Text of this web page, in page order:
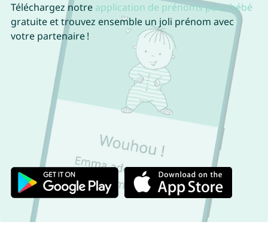
Téléchargez notre application de prénoms pour bébé
gratuite et trouvez ensemble un joli prénom avec
votre partenaire !